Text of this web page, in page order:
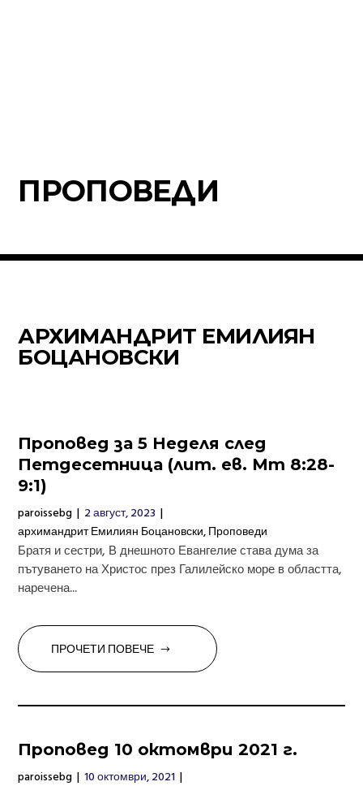
ПРОПОВЕДИ
АРХИМАНДРИТ ЕМИЛИЯН
БОЦАНОВСКИ
Проповед за 5 Неделя след
Петдесетница (лит. ев. Мт 8:28-
9:1)
paroissebg | 2 август, 2023 |
архимандрит Емилиян Боцановски, Проповеди
Братя и сестри, В днешното Евангелие става дума за
пътуването на Христос през Галилейско море в областта,
наречена...
ПРОЧЕТИ ПОВЕЧЕ
Проповед 10 oктомври 2021 г.
paroissebg | 10 октомври, 2021 |